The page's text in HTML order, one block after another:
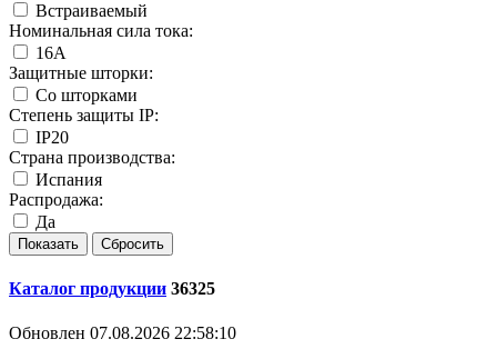
Встраиваемый
Номинальная сила тока:
16А
Защитные шторки:
Со шторками
Степень защиты IP:
IP20
Страна производства:
Испания
Распродажа:
Да
Каталог продукции 36325
Обновлен 07.08.2026 22:58:10